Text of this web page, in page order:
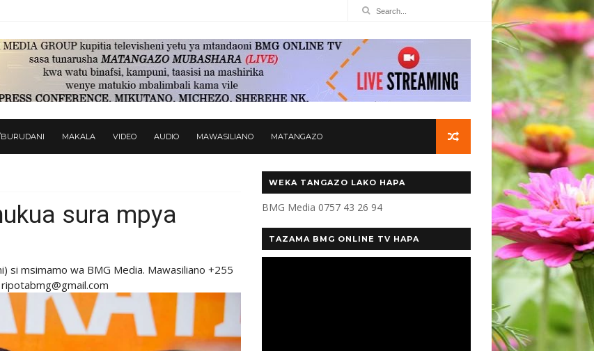
MAKALA VIDEO AUDIO MAWASILIANO MATANGAZO
sura mpya
si msimamo wa BMG Media. Mawasiliano +255
WEKA TANGAZO LAKO HAPA
BMG Media 0757 43 26 94
TAZAMA BMG ONLINE TV HAPA